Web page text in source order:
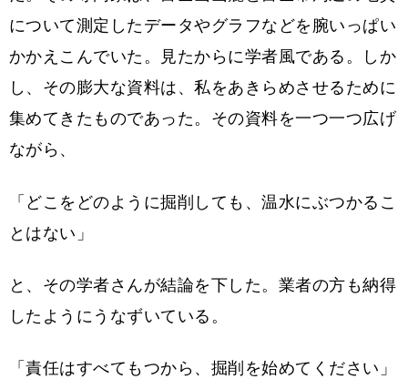
について測定したデータやグラフなどを腕いっぱい
かかえこんでいた。見たからに学者風である。しか
し、その膨大な資料は、私をあきらめさせるために
集めてきたものであった。その資料を一つ一つ広げ
ながら、
「どこをどのように掘削しても、温水にぶつかるこ
とはない」
と、その学者さんが結論を下した。業者の方も納得
したようにうなずいている。
「責任はすべてもつから、掘削を始めてください」